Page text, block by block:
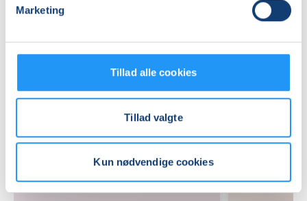
Marketing
Tillad alle cookies
Tillad valgte
Kun nødvendige cookies
Mødegange
Relaterede hold